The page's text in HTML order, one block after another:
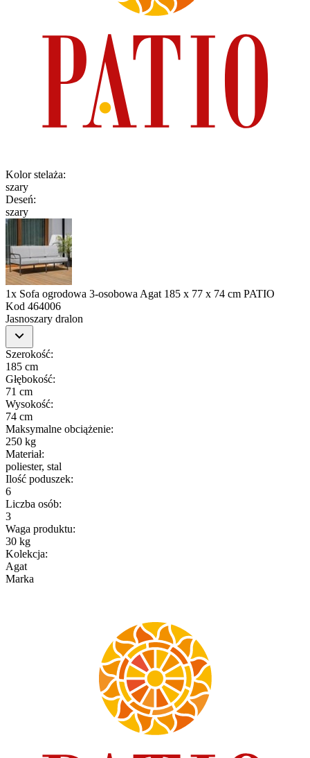
Kolor stelaża:
szary
Deseń:
szary
1x Sofa ogrodowa 3-osobowa Agat 185 x 77 x 74 cm PATIO
Kod 464006
Jasnoszary dralon
Szerokość:
185 cm
Głębokość:
71 cm
Wysokość:
74 cm
Maksymalne obciążenie:
250 kg
Materiał:
poliester, stal
Ilość poduszek:
6
Liczba osób:
3
Waga produktu:
30 kg
Kolekcja:
Agat
Marka